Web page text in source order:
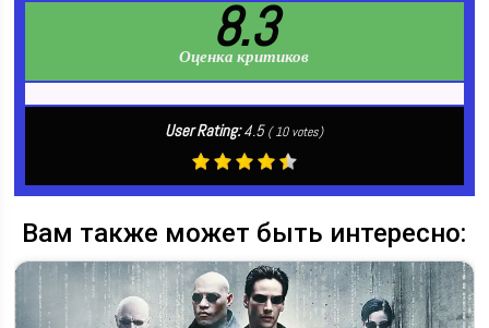
8.3
Оценка критиков
User Rating:4.5 (10votes)
Вам также может быть интересно: